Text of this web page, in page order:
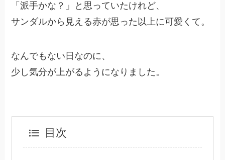
「派手かな？」と思っていたけれど、
サンダルから見える赤が思った以上に可愛くて。
なんでもない日なのに、
少し気分が上がるようになりました。
目次